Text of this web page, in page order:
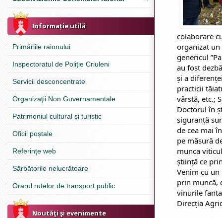
Informație utilă
Primăriile raionului
Inspectoratul de Poliție Criuleni
Servicii desconcentrate
Organizaţii Non Guvernamentale
Patrimoniul cultural și turistic
Oficii poștale
Referinţe web
Sărbătorile nelucrătoare
Orarul rutelor de transport public
Noutăţi şi evenimente
colaborare
organizat un
genericul
au fost
și a
practicii
vârstă, etc.;
Doctorul în
siguranță
de cea mai
pe măsură
munca
știință ce
Venim cu
prin muncă,
vinurile
Direcția